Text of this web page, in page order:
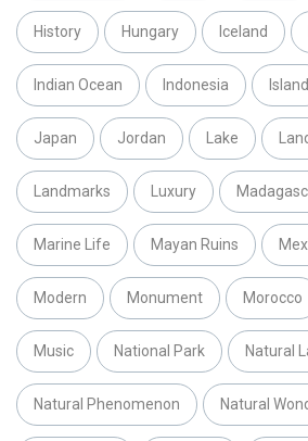
History Hungary Iceland
Indian Ocean Indonesia Island
Japan Jordan Lake
Landmarks Luxury
Marine Life Mayan Ruins
Modern Monument Morocco
Music National Park Natural
Natural Phenomenon Natural